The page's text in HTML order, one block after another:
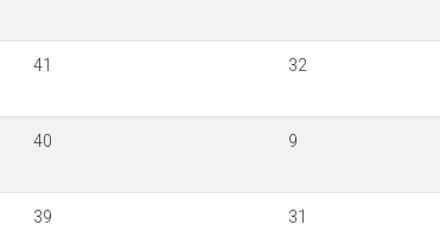
41 32
40 9
39 31